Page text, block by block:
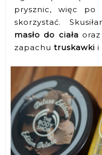
prysznic, więc po
skorzystać.
masło do ciała
zapachutruskawki i